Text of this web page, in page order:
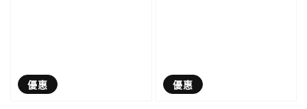
優惠 優惠